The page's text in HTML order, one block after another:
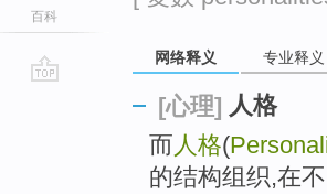
百科
网络释义 专业释义
[心理] 人格
而人格(
的结构组织,在